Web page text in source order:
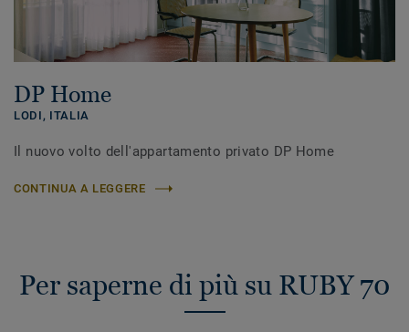
DP Home
LODI, ITALIA
Il nuovo volto dell'appartamento privato DP Home
CONTINUA A LEGGERE
Per saperne di più su RUBY 70